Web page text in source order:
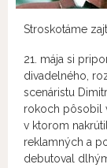
Stroskotáme
21. mája si
divadelného,
scenáristu
rokoch pôsobil
v ktorom
reklamných a
debutoval